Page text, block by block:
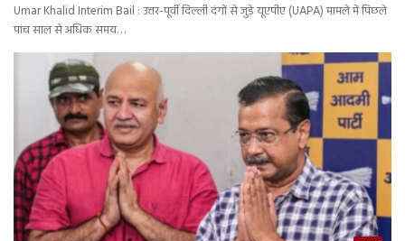
Umar Khalid Interim Bail : उत्तर-पूर्वी दिल्ली दंगों से जुड़े यूएपीए (UAPA) मामले में पिछले
पांच साल से अधिक समय…